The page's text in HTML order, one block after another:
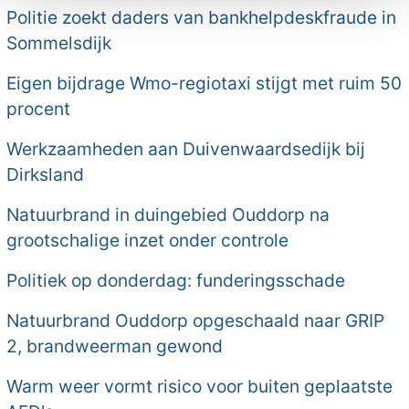
Politie zoekt daders van bankhelpdeskfraude in
Sommelsdijk
Eigen bijdrage Wmo-regiotaxi stijgt met ruim 50
procent
Werkzaamheden aan Duivenwaardsedijk bij
Dirksland
Natuurbrand in duingebied Ouddorp na
grootschalige inzet onder controle
Politiek op donderdag: funderingsschade
Natuurbrand Ouddorp opgeschaald naar GRIP
2, brandweerman gewond
Warm weer vormt risico voor buiten geplaatste